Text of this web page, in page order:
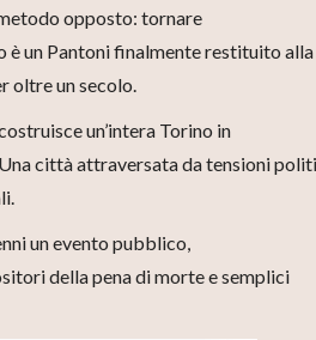
opposto: tornare
un Pantoni finalmente restituito alla
oltre un secolo.
un’intera Torino in
città attraversata da tensioni
un evento pubblico,
della pena di morte e semplici